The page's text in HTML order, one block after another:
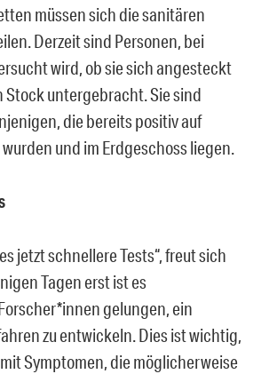
müssen sich die sanitären
Derzeit sind Personen, bei
wird, ob sie sich angesteckt
Stock untergebracht. Sie sind
die bereits positiv auf
und im Erdgeschoss liegen.
jetzt schnellere Tests“, freut sich
Tagen erst ist es
gelungen, ein
zu entwickeln. Dies ist wichtig,
Symptomen, die möglicherweise